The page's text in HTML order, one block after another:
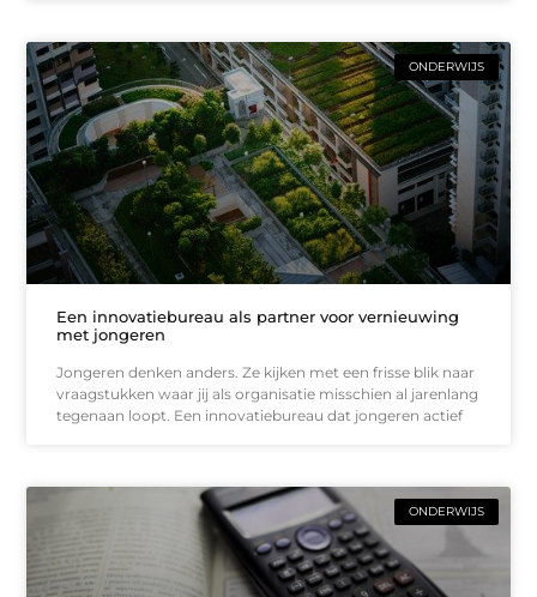
ONDERWIJS
Een innovatiebureau als partner voor vernieuwing
met jongeren
Jongeren denken anders. Ze kijken met een frisse blik naar
vraagstukken waar jij als organisatie misschien al jarenlang
tegenaan loopt. Een innovatiebureau dat jongeren actief
ONDERWIJS